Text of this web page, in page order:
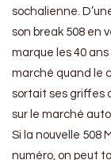
sochalienne.
son break 508 en
marque les 40
marché quand le
sortait ses griffes
sur le marché
Si la nouvelle 508
numéro, on peut